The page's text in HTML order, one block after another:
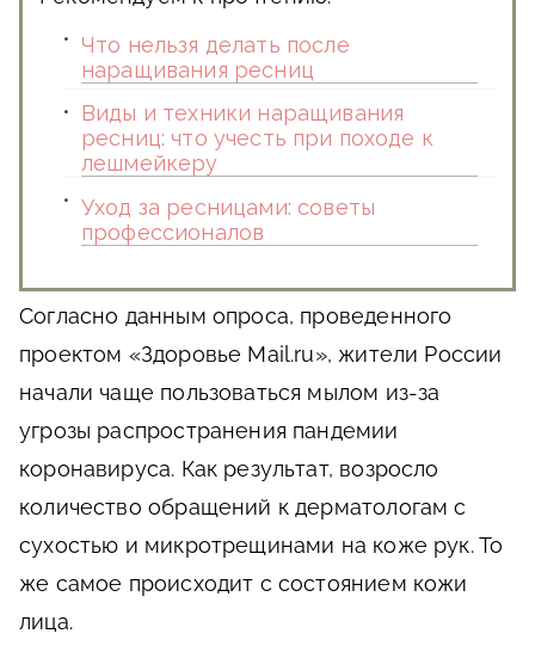
Что нельзя делать после
наращивания ресниц
Виды и техники наращивания
ресниц: что учесть при походе к
лешмейкеру
Уход за ресницами: советы
профессионалов
Согласно данным опроса, проведенного
проектом «Здоровье Mail.ru», жители России
начали чаще пользоваться мылом из-за
угрозы распространения пандемии
коронавируса. Как результат, возросло
количество обращений к дерматологам с
сухостью и микротрещинами на коже рук. То
же самое происходит с состоянием кожи
лица.